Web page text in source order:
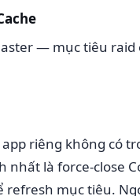
— mục tiêu raid
riêng không có
nhất là force-close
refresh mục tiêu.